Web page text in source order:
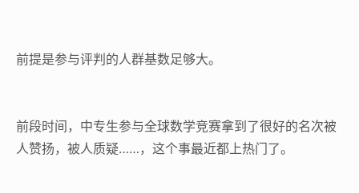
前提是参与评判的人群基数足够大。
前段时间，中专生参与全球数学竞赛拿到了很好的名次被
人赞扬，被人质疑……，这个事最近都上热门了。